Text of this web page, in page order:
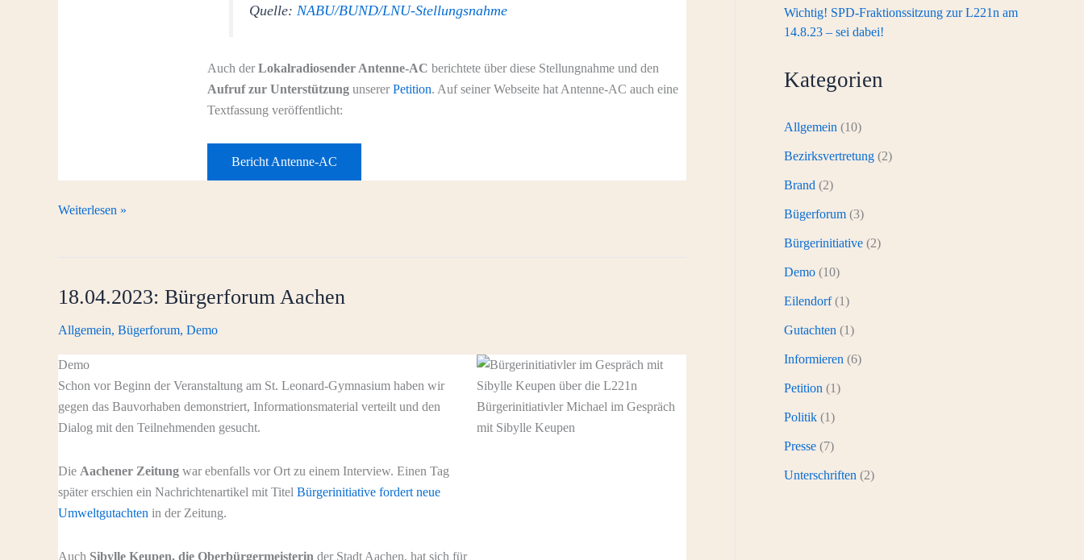
Quelle: NABU/BUND/LNU-Stellungsnahme
Auch derLokalradiosender Antenne-AC berichtete über diese Stellungnahme und den
Aufruf zur Unterstützung unsererPetition. Auf seiner Webseite hat Antenne-AC auch eine
Textfassung veröffentlicht:
Bericht Antenne-AC
21.04.2023:
und
zur
L221n
Weiterlesen »
18.04.2023: Bürgerforum Aachen
Allgemein, Bügerforum, Demo
Demo
Schon vor Beginn der Veranstaltung am St. Leonard-Gymnasium haben wir
gegen das Bauvorhaben demonstriert, Informationsmaterial verteilt und den
Dialog mit den Teilnehmenden gesucht.
Die Aachener Zeitung war ebenfalls vor Ort zu einem Interview. Einen Tag
später erschien ein Nachrichtenartikel mit Titel Bürgerinitiative fordert neue
Umweltgutachten in der Zeitung.
Auch Sibylle Keupen, die Oberbürgermeisterin der Stadt Aachen, hat sich für
Bürgerinitiativler Michael im Gespräch
mit Sibylle Keupen
Wichtig! SPD-Fraktionssitzung zur L221n am
14.8.23 – sei dabei!
Kategorien
Allgemein (10)
Bezirksvertretung (2)
Brand (2)
Bügerforum (3)
Bürgerinitiative (2)
Demo (10)
Eilendorf(1)
Gutachten (1)
Informieren (6)
Petition (1)
Politik (1)
Presse (7)
Unterschriften (2)